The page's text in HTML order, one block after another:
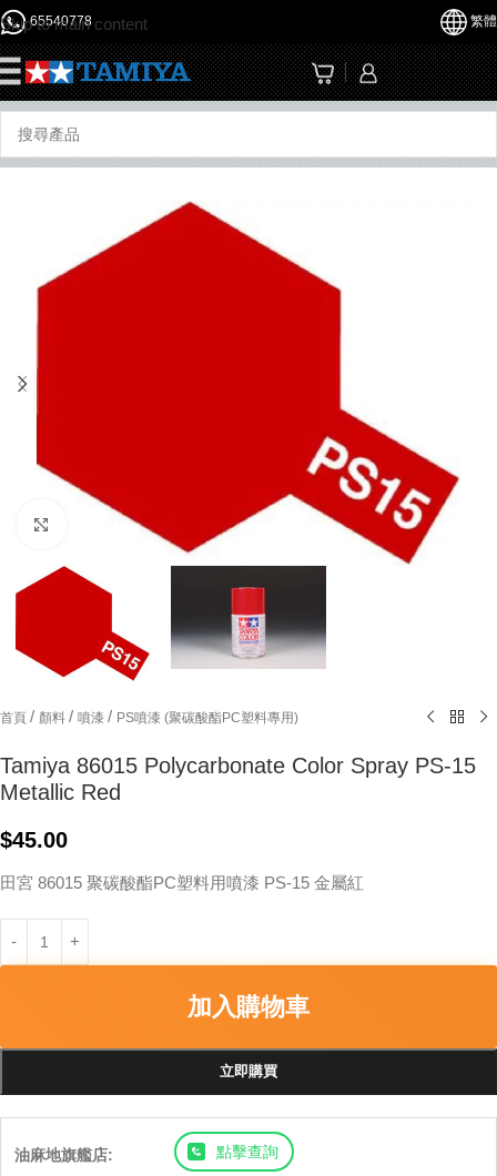
Skip to main content
65540778 繁體
Click to enlarge
首頁 / 顏料 / 噴漆 / PS噴漆 (聚碳酸酯PC塑料專用)
Tamiya 86015 Polycarbonate Color Spray PS-15
Metallic Red
$45.00
田宮 86015 聚碳酸酯PC塑料用噴漆 PS-15 金屬紅
加入購物車
立即購買
油麻地旗艦店: 點擊查詢